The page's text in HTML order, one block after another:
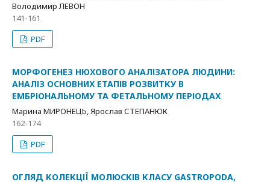
Володимир ЛЕВОН
141-161
PDF
МОРФОГЕНЕЗ НЮХОВОГО АНАЛІЗАТОРА ЛЮДИНИ:
АНАЛІЗ ОСНОВНИХ ЕТАПІВ РОЗВИТКУ В
ЕМБРІОНАЛЬНОМУ ТА ФЕТАЛЬНОМУ ПЕРІОДАХ
Марина МИРОНЕЦЬ, Ярослав СТЕПАНЮК
162-174
PDF
ОГЛЯД КОЛЕКЦІЇ МОЛЮСКІВ КЛАСУ GASTROPODA,